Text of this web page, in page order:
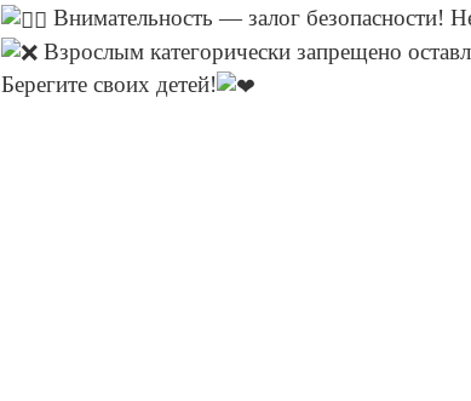
Внимательность — залог безопасности!
Взрослым категорически запрещено
Берегите своих детей!